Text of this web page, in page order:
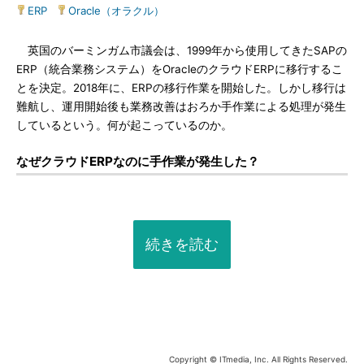
ERP Oracle（オラクル）
英国のバーミンガム市議会は、1999年から使用してきたSAPの
ERP（統合業務システム）をOracleのクラウドERPに移行するこ
とを決定。2018年に、ERPの移行作業を開始した。しかし移行は
難航し、運用開始後も業務改善はおろか手作業による処理が発生
しているという。何が起こっているのか。
なぜクラウドERPなのに手作業が発生した？
続きを読む
Copyright © ITmedia, Inc. All Rights Reserved.